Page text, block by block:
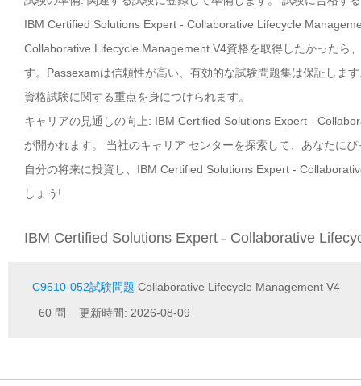
IBM Certified Solutions Expert - Collaborative Lifecycle
Collaborative Lifecycle Management V4資格を取得したかったら
す。Passexamは信頼性が高い、有効的な試験問題集は保証しま
資格試験に関する重点を身につけられます。
キャリアの見通しの向上: IBM Certified Solutions Expert -
が開かれます。 当社のキャリア センターを探索して、あなたに
自分の将来に投資し、IBM Certified Solutions Expert -
しょう!
IBM Certified Solutions Expert - Collaborative
C9510-052試験問題 Collaborative Lifecycle Management V4
60 問 更新時間: 2026-08-09